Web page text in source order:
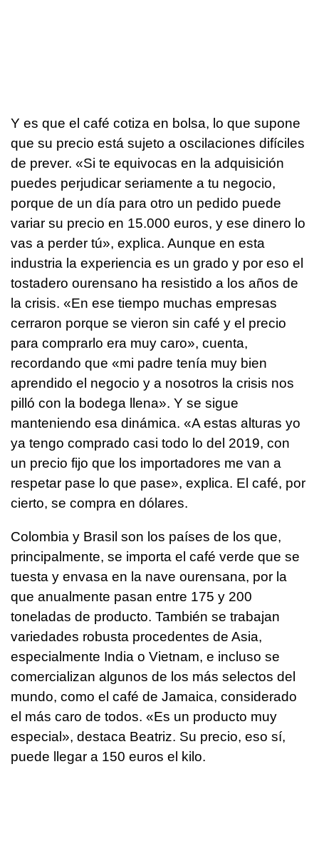
Y es que el café cotiza en bolsa, lo que supone
que su precio está sujeto a oscilaciones difíciles
de prever. «Si te equivocas en la adquisición
puedes perjudicar seriamente a tu negocio,
porque de un día para otro un pedido puede
variar su precio en 15.000 euros, y ese dinero lo
vas a perder tú», explica. Aunque en esta
industria la experiencia es un grado y por eso el
tostadero ourensano ha resistido a los años de
la crisis. «En ese tiempo muchas empresas
cerraron porque se vieron sin café y el precio
para comprarlo era muy caro», cuenta,
recordando que «mi padre tenía muy bien
aprendido el negocio y a nosotros la crisis nos
pilló con la bodega llena». Y se sigue
manteniendo esa dinámica. «A estas alturas yo
ya tengo comprado casi todo lo del 2019, con
un precio fijo que los importadores me van a
respetar pase lo que pase», explica. El café, por
cierto, se compra en dólares.
Colombia y Brasil son los países de los que,
principalmente, se importa el café verde que se
tuesta y envasa en la nave ourensana, por la
que anualmente pasan entre 175 y 200
toneladas de producto. También se trabajan
variedades robusta procedentes de Asia,
especialmente India o Vietnam, e incluso se
comercializan algunos de los más selectos del
mundo, como el café de Jamaica, considerado
el más caro de todos. «Es un producto muy
especial», destaca Beatriz. Su precio, eso sí,
puede llegar a 150 euros el kilo.